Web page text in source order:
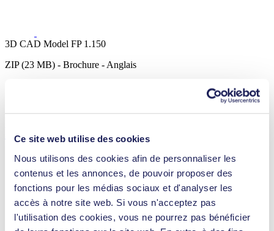
Ce site web utilise des cookies
Nous utilisons des cookies afin de personnaliser les
contenus et les annonces, de pouvoir proposer des
fonctions pour les médias sociaux et d'analyser les
accès à notre site web. Si vous n'acceptez pas
l'utilisation des cookies, vous ne pourrez pas bénéficier
3D CAD Model FP 1.150
ZIP (23 MB) - Brochure - Anglais
Détails techniques
Débit (max.)
1.1 l/min
Pression de service max. (max.)
6 bar (rel.)
Hauteur d'aspiration (max.)
2.3 mCE